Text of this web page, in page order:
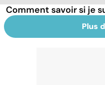
Comment savoir si je
Plus